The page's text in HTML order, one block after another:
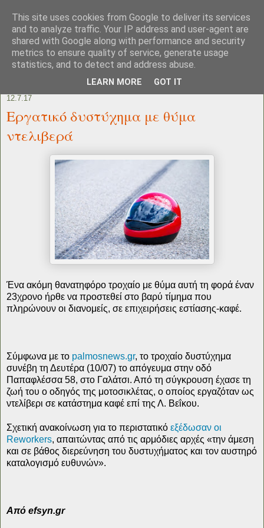
12.7.17
Εργατικό δυστύχημα με θύμα
ντελιβερά
Ένα ακόμη θανατηφόρο τροχαίο με θύμα αυτή τη φορά έναν
23χρονο ήρθε να προστεθεί στο βαρύ τίμημα που
πληρώνουν οι διανομείς, σε επιχειρήσεις εστίασης-καφέ.
Σύμφωνα με το palmosnews.gr, το τροχαίο δυστύχημα
συνέβη τη Δευτέρα (10/07) το απόγευμα στην οδό
Παπαφλέσσα 58, στο Γαλάτσι. Από τη σύγκρουση έχασε τη
ζωή του ο οδηγός της μοτοσικλέτας, ο οποίος εργαζόταν ως
ντελίβερι σε κατάστημα καφέ επί της Λ. Βεΐκου.
Σχετική ανακοίνωση για το περιστατικό εξέδωσαν οι
Reworkers, απαιτώντας από τις αρμόδιες αρχές «την άμεση
και σε βάθος διερεύνηση του δυστυχήματος και τον αυστηρό
καταλογισμό ευθυνών».
Από efsyn.gr
This site uses cookies from Google to deliver its services
and to analyze traffic. Your IP address and user-agent are
shared with Google along with performance and security
metrics to ensure quality of service, generate usage
statistics, and to detect and address abuse.
LEARN MORE GOT IT